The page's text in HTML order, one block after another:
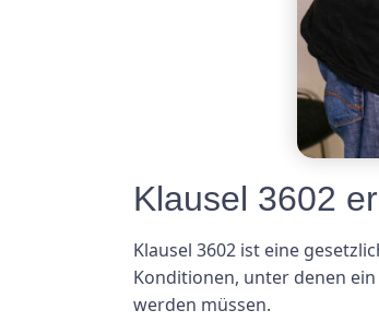
Klausel 3602
Klausel 3602 ist eine
Konditionen, unter denen
werden müssen.